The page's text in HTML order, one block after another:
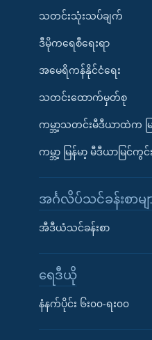
သတင်းသုံးသပ်ချက်
ဒီမိုကရေစီရေးရာ
အမေရိကန်နိုင်ငံရေး
သတင်းထောက်မှတ်စု
ကမ္ဘာ့သတင်းမီဒီယာထဲက မ
ကမ္ဘာ့ မြန်မာ့ မီဒီယာမြင်ကွ
အင်္ဂလိပ်သင်ခန်းစာမျ
အီဒီယံသင်ခန်းစာ
ရေဒီယို
နံနက်ပိုင်း ၆း၀၀-ရး၀၀